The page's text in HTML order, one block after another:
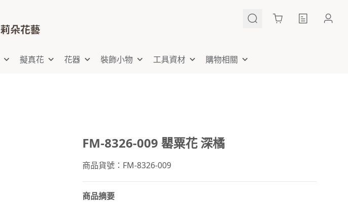
Cart
擬真花 花器 裝飾小物 工具資材 購物相關
FM-8326-009 罌粟花 深橘
商品貨號：FM-8326-009
商品摘要